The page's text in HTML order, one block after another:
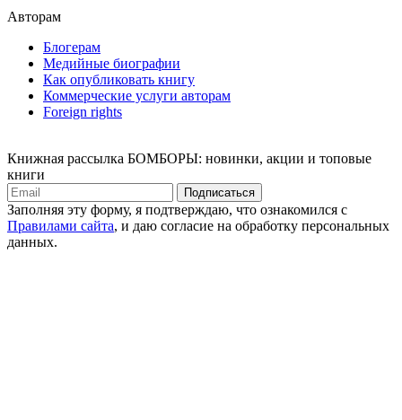
Авторам
Блогерам
Медийные биографии
Как опубликовать книгу
Коммерческие услуги авторам
Foreign rights
Книжная рассылка БОМБОРЫ: новинки, акции и топовые
книги
Подписаться
Заполняя эту форму, я подтверждаю, что ознакомился с
Правилами сайта, и даю согласие на обработку персональных
данных.